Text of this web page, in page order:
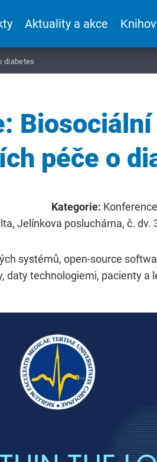
Aktuality a akce
diabetes
péče o
Kategorie: Konference
Jelínkova posluchárna, č. dv.
systémů, open-source
technologiemi, pacienty a